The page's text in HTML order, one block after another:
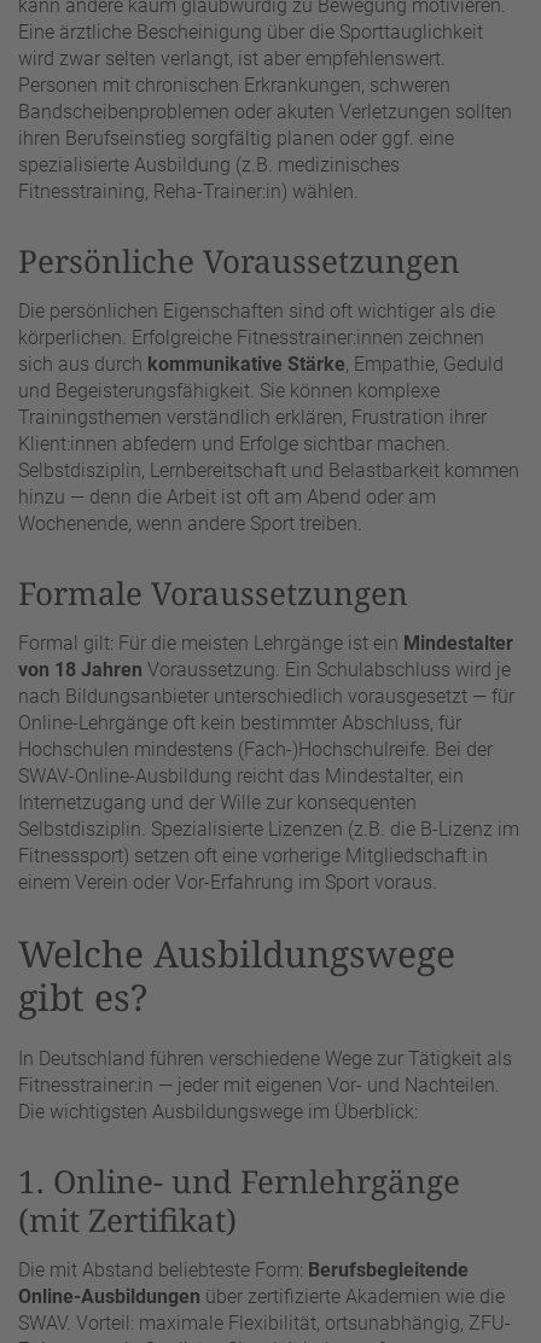
kann andere kaum glaubwürdig zu Bewegung motivieren.
Eine ärztliche Bescheinigung über die Sporttauglichkeit
wird zwar selten verlangt, ist aber empfehlenswert.
Personen mit chronischen Erkrankungen, schweren
Bandscheibenproblemen oder akuten Verletzungen sollten
ihren Berufseinstieg sorgfältig planen oder ggf. eine
spezialisierte Ausbildung (z.B. medizinisches
Fitnesstraining, Reha-Trainer:in) wählen.
Persönliche Voraussetzungen
Die persönlichen Eigenschaften sind oft wichtiger als die
körperlichen. Erfolgreiche Fitnesstrainer:innen zeichnen
sich aus durch kommunikative Stärke, Empathie, Geduld
und Begeisterungsfähigkeit. Sie können komplexe
Trainingsthemen verständlich erklären, Frustration ihrer
Klient:innen abfedern und Erfolge sichtbar machen.
Selbstdisziplin, Lernbereitschaft und Belastbarkeit kommen
hinzu — denn die Arbeit ist oft am Abend oder am
Wochenende, wenn andere Sport treiben.
Formale Voraussetzungen
Formal gilt: Für die meisten Lehrgänge ist ein Mindestalter
von 18 Jahren Voraussetzung. Ein Schulabschluss wird je
nach Bildungsanbieter unterschiedlich vorausgesetzt — für
Online-Lehrgänge oft kein bestimmter Abschluss, für
Hochschulen mindestens (Fach-)Hochschulreife. Bei der
SWAV-Online-Ausbildung reicht das Mindestalter, ein
Internetzugang und der Wille zur konsequenten
Selbstdisziplin. Spezialisierte Lizenzen (z.B. die B-Lizenz im
Fitnesssport) setzen oft eine vorherige Mitgliedschaft in
einem Verein oder Vor-Erfahrung im Sport voraus.
Welche Ausbildungswege
gibt es?
In Deutschland führen verschiedene Wege zur Tätigkeit als
Fitnesstrainer:in — jeder mit eigenen Vor- und Nachteilen.
Die wichtigsten Ausbildungswege im Überblick:
1. Online- und Fernlehrgänge
(mit Zertifikat)
Die mit Abstand beliebteste Form: Berufsbegleitende
Online-Ausbildungen über zertifizierte Akademien wie die
SWAV. Vorteil: maximale Flexibilität, ortsunabhängig, ZFU-